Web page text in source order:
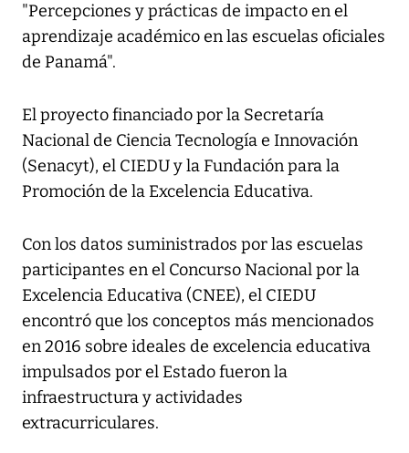
"Percepciones y prácticas de impacto en el
aprendizaje académico en las escuelas oficiales
de Panamá".
El proyecto financiado por la Secretaría
Nacional de Ciencia Tecnología e Innovación
(Senacyt), el CIEDU y la Fundación para la
Promoción de la Excelencia Educativa.
Con los datos suministrados por las escuelas
participantes en el Concurso Nacional por la
Excelencia Educativa (CNEE), el CIEDU
encontró que los conceptos más mencionados
en 2016 sobre ideales de excelencia educativa
impulsados por el Estado fueron la
infraestructura y actividades
extracurriculares.